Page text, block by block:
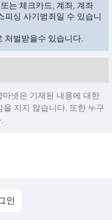
는 체크카드, 계좌, 계좌
싱 사기범죄일 수 있습니
처벌받을수 있습니다.
넷은 기재된 내용에 대한
지지 않습니다. 또한 누구
인